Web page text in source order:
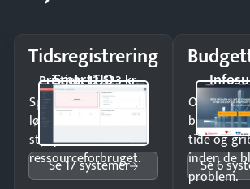
Tidsregistrering
SmartTID
Pristjek: 12.523 kr
Spar tid på
lønberegning og få
styr på
ressourceforbruget.
Se 17 systemer
Opdag
tide og
inden de
problem.
Se 6